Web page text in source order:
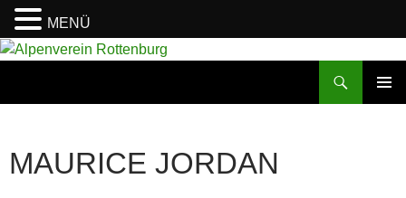
Zum
MAURICE JORDAN
MENÜ